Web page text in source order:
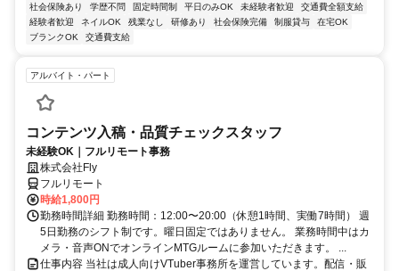
社会保険あり
学歴不問 固定時間制 平日のみOK 未経験者歓迎
交通費全額支給
経験者歓迎
ネイルOK 残業なし 研修あり 社会保険完備 制服貸与
在宅OK
ブランクOK
交通費支給
アルバイト・パート
コンテンツ入稿・品質チェックスタッフ
未経験OK｜フルリモート事務
株式会社Fly
フルリモート
時給1,800円
勤務時間詳細 勤務時間：12:00〜20:00（休憩1時間、実働7時間） 週
5日勤務のシフト制です。曜日固定ではありません。 業務時間中はカ
メラ・音声ONでオンラインMTGルームに参加いただきます。 ...
仕事内容 当社は成人向けVTuber事務所を運営しています。配信・販